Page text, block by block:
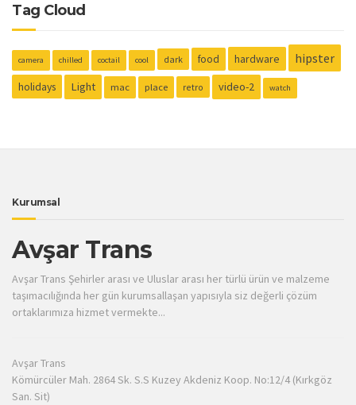
Tag Cloud
camera chilled coctail cool dark food hardware hipster
holidays Light mac place retro video-2 watch
Kurumsal
Avşar Trans
Avşar Trans Şehirler arası ve Uluslar arası her türlü ürün ve malzeme
taşımacılığında her gün kurumsallaşan yapısıyla siz değerli çözüm
ortaklarımıza hizmet vermekte...
Avşar Trans
Kömürcüler Mah. 2864 Sk. S.S Kuzey Akdeniz Koop. No:12/4 (Kırkgöz
San. Sit)